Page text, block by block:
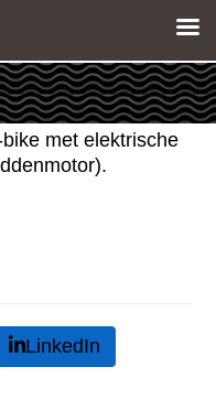
met elektrische
LinkedIn